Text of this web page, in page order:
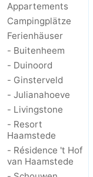
Appartements
Campingplätze
Ferienhäuser
- Buitenheem
- Duinoord
- Ginsterveld
- Julianahoeve
- Livingstone
- Resort
Haamstede
- Résidence 't Hof
van Haamstede